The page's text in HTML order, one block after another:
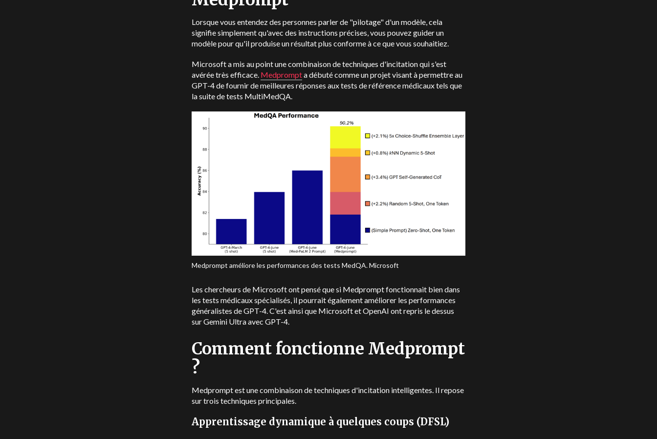
Lorsque vous entendez des personnes parler de "pilotage" d'un modèle, cela
signifie simplement qu'avec des instructions précises, vous pouvez guider un
modèle pour qu'il produise un résultat plus conforme à ce que vous souhaitiez.
Microsoft a mis au point une combinaison de techniques d'incitation qui s'est
avérée très efficace. Medprompta débuté comme un projet visant à permettre au
GPT-4 de fournir de meilleures réponses aux tests de référence médicaux tels que
la suite de tests MultiMedQA.
Medprompt améliore les performances des tests MedQA. Microsoft
Les chercheurs de Microsoft ont pensé que si Medprompt fonctionnait bien dans
les tests médicaux spécialisés, il pourrait également améliorer les performances
généralistes de GPT-4. C'est ainsi que Microsoft et OpenAI ont repris le dessus
sur Gemini Ultra avec GPT-4.
Comment fonctionne Medprompt
?
Medprompt est une combinaison de techniques d'incitation intelligentes. Il repose
sur trois techniques principales.
Apprentissage dynamique à quelques coups (DFSL)